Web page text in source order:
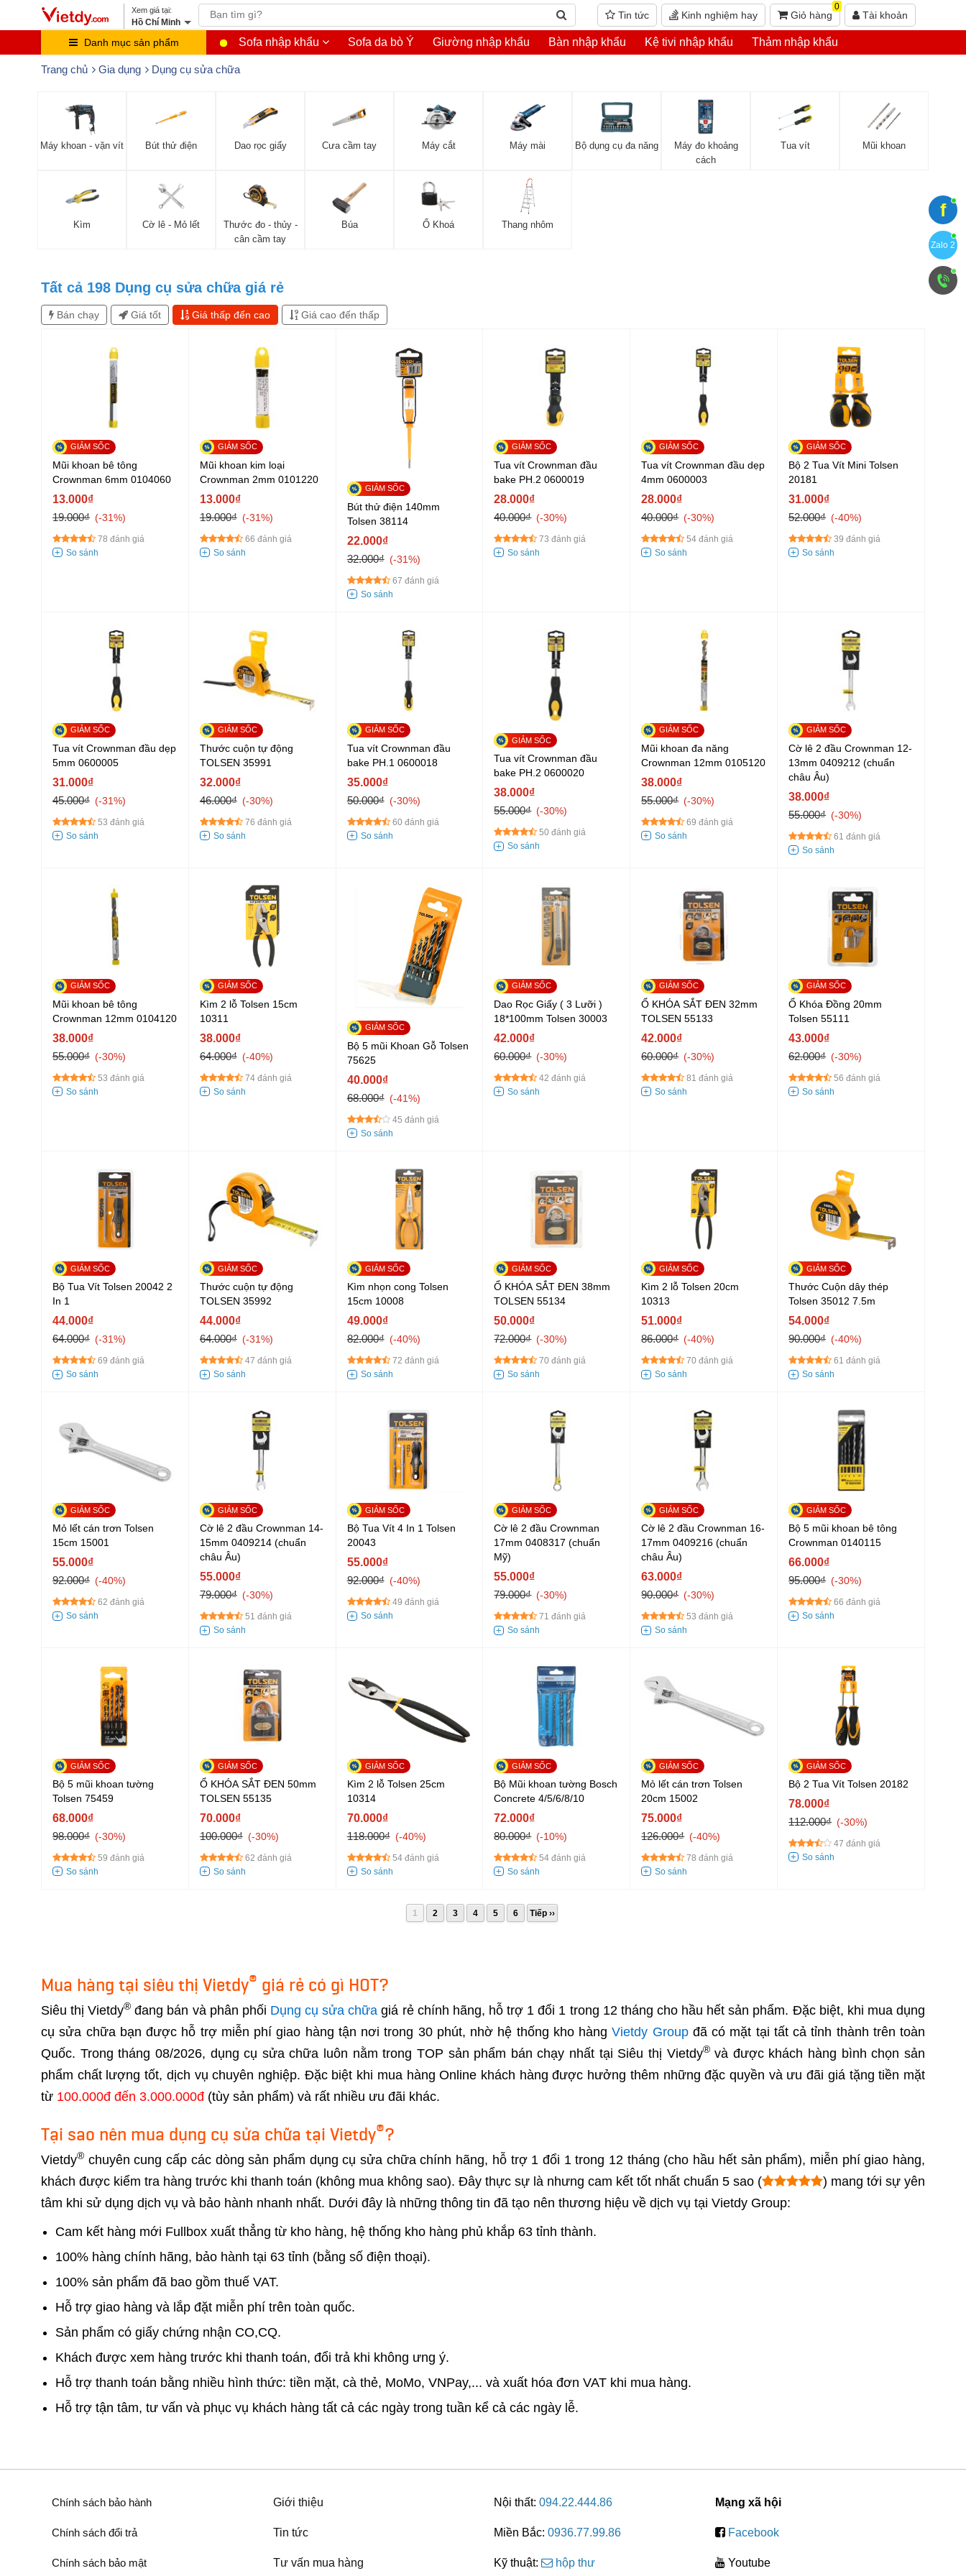
Hồ Chí Minh
Tin tức Kinh nghiệm hay Giỏ hàng
0
Tài khoản
Danh mục sản phẩm Sofa nhập khẩu Sofa da bò Ý Giường nhập khẩu Bàn nhập khẩu Kệ tivi nhập khẩu Thảm nhập khẩu
Trang chủ Gia dụng Dụng cụ sửa chữa
Máy khoan - vặn vít Bút thử điện Dao rọc giấy Cưa cầm tay Máy cắt Máy mài Bộ dụng cụ đa năng
Máy đo khoảng
cách
Tua vít Mũi khoan
Kìm Cờ lê - Mỏ lết
Thước đo - thủy -
cân cầm tay
Búa Ổ Khoá Thang nhôm
Tất cả 198 Dụng cụ sửa chữa giá rẻ
Bán chạy Giá tốt Giá thấp đến cao Giá cao đến thấp
Mũi khoan bê tông
Crownman 6mm 0104060
13.000₫
19.000₫
-31%
78 đánh giá
Mũi khoan kim loại
Crownman 2mm 0101220
13.000₫
19.000₫
-31%
66 đánh giá
Bút thử điện 140mm
Tolsen 38114
22.000₫
32.000₫
-31%
67 đánh giá
Tua vít Crownman đầu
bake PH.2 0600019
28.000₫
40.000₫
-30%
73 đánh giá
Tua vít Crownman đầu dẹp
4mm 0600003
28.000₫
40.000₫
-30%
54 đánh giá
Bộ 2 Tua Vít Mini Tolsen
20181
31.000₫
52.000₫
-40%
39 đánh giá
Tua vít Crownman đầu dẹp
5mm 0600005
31.000₫
45.000₫
-31%
53 đánh giá
Thước cuộn tự động
TOLSEN 35991
32.000₫
46.000₫
-30%
76 đánh giá
Tua vít Crownman đầu
bake PH.1 0600018
35.000₫
50.000₫
-30%
60 đánh giá
Tua vít Crownman đầu
bake PH.2 0600020
38.000₫
55.000₫
-30%
50 đánh giá
Mũi khoan đa năng
Crownman 12mm 0105120
38.000₫
55.000₫
-30%
69 đánh giá
Cờ lê 2 đầu Crownman 12-
13mm 0409212 (chuẩn
châu Âu)
38.000₫
55.000₫
-30%
61 đánh giá
Mũi khoan bê tông
Crownman 12mm 0104120
38.000₫
55.000₫
-30%
53 đánh giá
Kìm 2 lỗ Tolsen 15cm
10311
38.000₫
64.000₫
-40%
74 đánh giá
Bộ 5 mũi Khoan Gỗ Tolsen
75625
40.000₫
68.000₫
-41%
45 đánh giá
Dao Rọc Giấy ( 3 Lưỡi )
18*100mm Tolsen 30003
42.000₫
60.000₫
-30%
42 đánh giá
Ổ KHÓA SẮT ĐEN 32mm
TOLSEN 55133
42.000₫
60.000₫
-30%
81 đánh giá
Ổ Khóa Đồng 20mm
Tolsen 55111
43.000₫
62.000₫
-30%
56 đánh giá
Bộ Tua Vít Tolsen 20042 2
In 1
44.000₫
64.000₫
-31%
69 đánh giá
Thước cuộn tự động
TOLSEN 35992
44.000₫
64.000₫
-31%
47 đánh giá
Kìm nhọn cong Tolsen
15cm 10008
49.000₫
82.000₫
-40%
72 đánh giá
Ổ KHÓA SẮT ĐEN 38mm
TOLSEN 55134
50.000₫
72.000₫
-30%
70 đánh giá
Kìm 2 lỗ Tolsen 20cm
10313
51.000₫
86.000₫
-40%
70 đánh giá
Thước Cuộn dây thép
Tolsen 35012 7.5m
54.000₫
90.000₫
-40%
61 đánh giá
Mỏ lết cán trơn Tolsen
15cm 15001
55.000₫
92.000₫
-40%
62 đánh giá
Cờ lê 2 đầu Crownman 14-
15mm 0409214 (chuẩn
châu Âu)
55.000₫
79.000₫
-30%
51 đánh giá
Bộ Tua Vít 4 In 1 Tolsen
20043
55.000₫
92.000₫
-40%
49 đánh giá
Cờ lê 2 đầu Crownman
17mm 0408317 (chuẩn
Mỹ)
55.000₫
79.000₫
-30%
71 đánh giá
Cờ lê 2 đầu Crownman 16-
17mm 0409216 (chuẩn
châu Âu)
63.000₫
90.000₫
-30%
53 đánh giá
Bộ 5 mũi khoan bê tông
Crownman 0140115
66.000₫
95.000₫
-30%
66 đánh giá
Bộ 5 mũi khoan tường
Tolsen 75459
68.000₫
98.000₫
-30%
59 đánh giá
Ổ KHÓA SẮT ĐEN 50mm
TOLSEN 55135
70.000₫
100.000₫
-30%
62 đánh giá
Kìm 2 lỗ Tolsen 25cm
10314
70.000₫
118.000₫
-40%
54 đánh giá
Bộ Mũi khoan tường Bosch
Concrete 4/5/6/8/10
72.000₫
80.000₫
-10%
54 đánh giá
Mỏ lết cán trơn Tolsen
20cm 15002
75.000₫
126.000₫
-40%
78 đánh giá
Bộ 2 Tua Vít Tolsen 20182
78.000₫
112.000₫
-30%
47 đánh giá
1 2 3 4 5 6 Tiếp ››
Mua hàng tại siêu thị Vietdy® giá rẻ có gì HOT?
Siêu thị Vietdy® đang bán và phân phối Dụng cụ sửa chữa giá rẻ chính hãng, hỗ trợ 1 đổi 1 trong 12 tháng cho hầu hết sản phẩm. Đặc biệt, khi mua dụng
cụ sửa chữa bạn được hỗ trợ miễn phí giao hàng tận nơi trong 30 phút, nhờ hệ thống kho hàngVietdy Groupđã có mặt tại tất cả tỉnh thành trên toàn
Quốc. Trong tháng 08/2026, dụng cụ sửa chữa luôn nằm trong TOP sản phẩm bán chạy nhất tại Siêu thị Vietdy®và được khách hàng bình chọn sản
phẩm chất lượng tốt, dịch vụ chuyên nghiệp. Đặc biệt khi mua hàng Online khách hàng được hưởng thêm những đặc quyền và ưu đãi giá tặng tiền mặt
từ 100.000đ đến 3.000.000đ (tùy sản phẩm) và rất nhiều ưu đãi khác.
Tại sao nên mua dụng cụ sửa chữa tại Vietdy®?
Vietdy® chuyên cung cấp các dòng sản phẩm dụng cụ sửa chữa chính hãng, hỗ trợ 1 đổi 1 trong 12 tháng (cho hầu hết sản phẩm), miễn phí giao hàng,
khách được kiểm tra hàng trước khi thanh toán (không mua không sao). Đây thực sự là nhưng cam kết tốt nhất chuẩn 5 sao (
) mang tới sự yên
tâm khi sử dụng dịch vụ và bảo hành nhanh nhất. Dưới đây là những thông tin đã tạo nên thương hiệu về dịch vụ tại Vietdy Group:
Cam kết hàng mới Fullbox xuất thẳng từ kho hàng, hệ thống kho hàng phủ khắp 63 tỉnh thành.
100% hàng chính hãng, bảo hành tại 63 tỉnh (bằng số điện thoại).
100% sản phẩm đã bao gồm thuế VAT.
Hỗ trợ giao hàng và lắp đặt miễn phí trên toàn quốc.
Sản phẩm có giấy chứng nhận CO,CQ.
Khách được xem hàng trước khi thanh toán, đổi trả khi không ưng ý.
Hỗ trợ thanh toán bằng nhiều hình thức: tiền mặt, cà thẻ, MoMo, VNPay,... và xuất hóa đơn VAT khi mua hàng.
Hỗ trợ tận tâm, tư vấn và phục vụ khách hàng tất cả các ngày trong tuần kể cả các ngày lễ.
Chính sách bảo hành
Chính sách đổi trả
Chính sách bảo mật
Giới thiệu
Tin tức
Tư vấn mua hàng
Nội thất: 094.22.444.86
Miền Bắc: 0936.77.99.86
Kỹ thuật: hộp thư
Mạng xã hội
Facebook
Youtube
f
Zalo 2